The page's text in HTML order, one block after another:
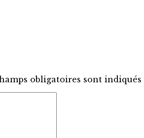
obligatoires sont indiqués